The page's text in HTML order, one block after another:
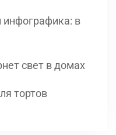
в
свет в домах
тортов